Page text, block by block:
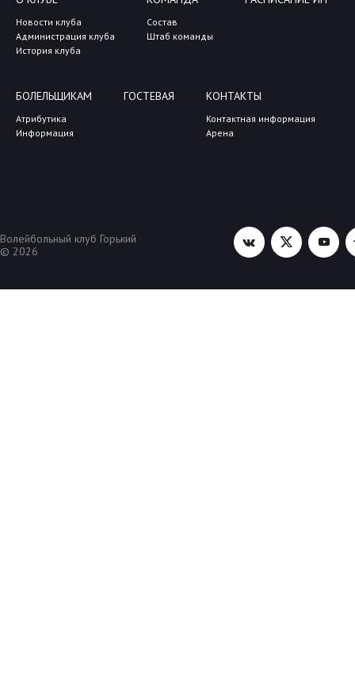
Новости клуба
Администрация клуба
История клуба
Состав
Штаб команды
БОЛЕЛЬЩИКАМ
Атрибутика
Информация
ГОСТЕВАЯ КОНТАКТЫ
Контактная информация
Арена
Волейбольный клуб Горький
© 2026